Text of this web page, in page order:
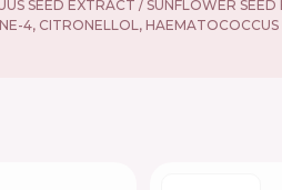
SEED EXTRACT / SUNFLOWER
4, CITRONELLOL,